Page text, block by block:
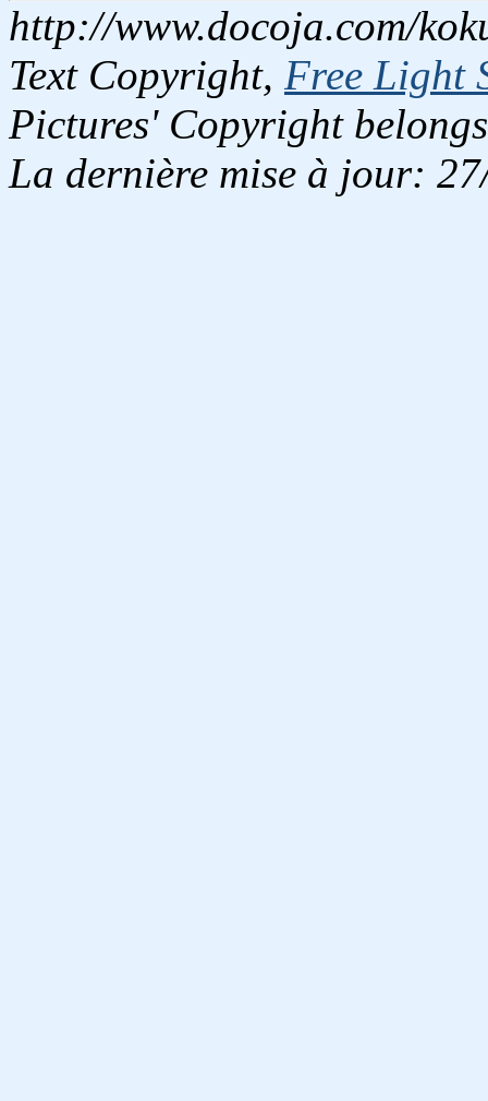
http://www.docoja.com/
Text Copyright, Free Light
Pictures' Copyright
La dernière mise à jour: